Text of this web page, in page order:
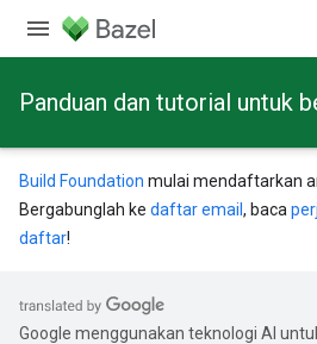
Panduan dan tutorial untuk
Build Foundation mulai mendaftarkan
Bergabunglah ke daftar email , baca
daftar!
Google menggunakan teknologi AI